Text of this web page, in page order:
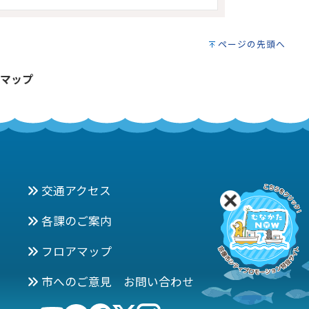
ページの先頭へ
ップ
交通アクセス
各課のご案内
フロアマップ
市へのご意見 お問い合わせ